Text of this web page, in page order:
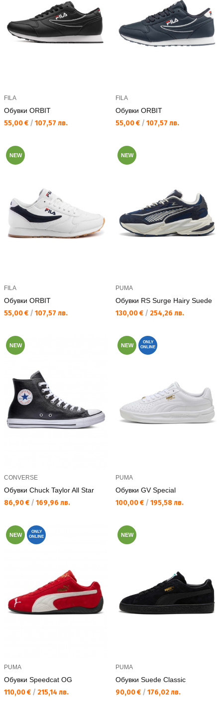
FILA
Обувки ORBIT
Текуща цена:
55,00 € / 107,57 лв.
FILA
Обувки ORBIT
Текуща цена:
55,00 € / 107,57 лв.
NEW
FILA
Обувки ORBIT
Текуща цена:
55,00 € / 107,57 лв.
NEW
PUMA
Обувки RS Surge Hairy Suede
Текуща цена:
130,00 € / 254,26 лв.
NEW
CONVERSE
Обувки Chuck Taylor All Star
Текуща цена:
86,90 € / 169,96 лв.
NEW
ONLY
ONLINE
PUMA
Обувки GV Special
Текуща цена:
100,00 € / 195,58 лв.
NEW
ONLY
ONLINE
PUMA
Обувки Speedcat OG
Текуща цена:
110,00 € / 215,14 лв.
NEW
PUMA
Обувки Suede Classic
Текуща цена:
90,00 € / 176,02 лв.